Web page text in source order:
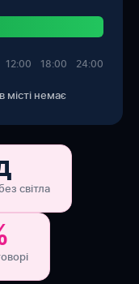
12:00 18:00 24:00
місті немає
світла